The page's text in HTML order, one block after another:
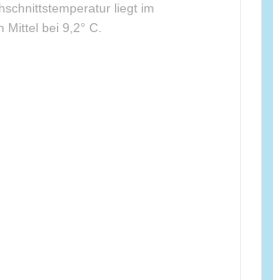
liegt im
Mittel bei 9,2° C.